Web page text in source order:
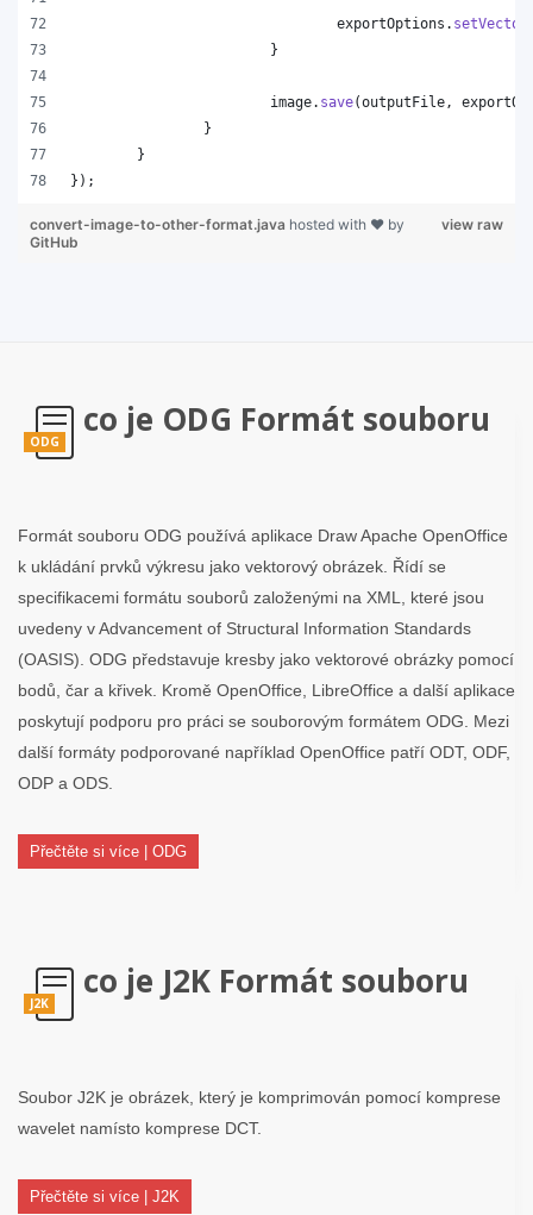
exportOptions .
			}
image. save(outputFile ,
		}
	}
});
view raw
convert-image-to-other-format.java hosted with ❤ by
GitHub
ODG
co je ODG Formát souboru
Formát souboru ODG používá aplikace Draw Apache OpenOffice
k ukládání prvků výkresu jako vektorový obrázek. Řídí se
specifikacemi formátu souborů založenými na XML, které jsou
uvedeny v Advancement of Structural Information Standards
(OASIS). ODG představuje kresby jako vektorové obrázky pomocí
bodů, čar a křivek. Kromě OpenOffice, LibreOffice a další aplikace
poskytují podporu pro práci se souborovým formátem ODG. Mezi
další formáty podporované například OpenOffice patří ODT, ODF,
ODP a ODS.
Přečtěte si více | ODG
J2K
co je J2K Formát souboru
Soubor J2K je obrázek, který je komprimován pomocí komprese
wavelet namísto komprese DCT.
Přečtěte si více | J2K